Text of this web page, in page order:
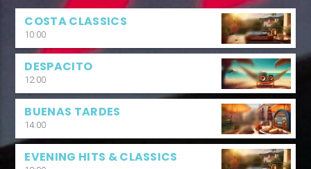
COSTA CLASSICS
10:00
DESPACITO
12:00
BUENAS TARDES
14:00
EVENING HITS & CLASSICS